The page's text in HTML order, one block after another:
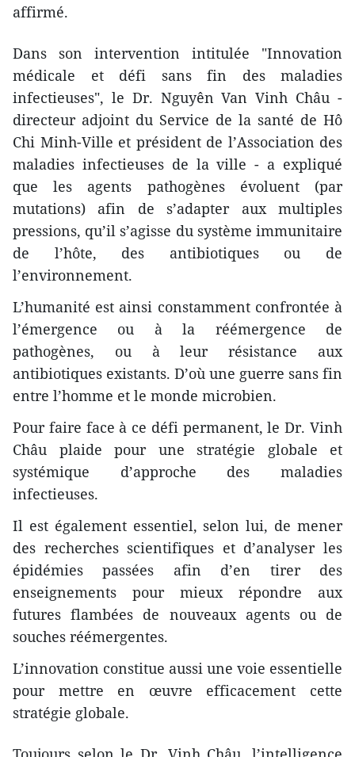
affirmé.
Dans son intervention intitulée "Innovation
médicale et défi sans fin des maladies
infectieuses", le Dr. Nguyên Van Vinh Châu -
directeur adjoint du Service de la santé de Hô
Chi Minh-Ville et président de l’Association des
maladies infectieuses de la ville - a expliqué
que les agents pathogènes évoluent (par
mutations) afin de s’adapter aux multiples
pressions, qu’il s’agisse du système immunitaire
de l’hôte, des antibiotiques ou de
l’environnement.
L’humanité est ainsi constamment confrontée à
l’émergence ou à la réémergence de
pathogènes, ou à leur résistance aux
antibiotiques existants. D’où une guerre sans fin
entre l’homme et le monde microbien.
Pour faire face à ce défi permanent, le Dr. Vinh
Châu plaide pour une stratégie globale et
systémique d’approche des maladies
infectieuses.
Il est également essentiel, selon lui, de mener
des recherches scientifiques et d’analyser les
épidémies passées afin d’en tirer des
enseignements pour mieux répondre aux
futures flambées de nouveaux agents ou de
souches réémergentes.
L’innovation constitue aussi une voie essentielle
pour mettre en œuvre efficacement cette
stratégie globale.